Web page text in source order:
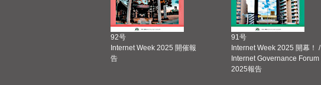
92号
Internet Week 2025 開催報
告
91号
Internet Week 2025 開幕！ /
Internet Governance Forum
2025報告